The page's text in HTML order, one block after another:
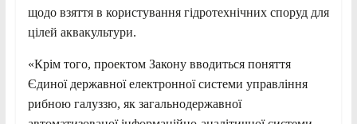
щодо взяття в користування гідротехнічних споруд для
цілей аквакультури.
«Крім того, проектом Закону вводиться поняття
Єдиної державної електронної системи управління
рибною галуззю, як загальнодержавної